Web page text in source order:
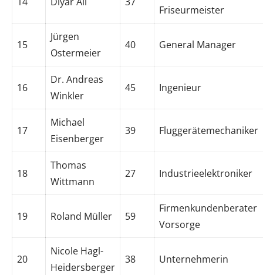
Friseurmeister
15
Jürgen
Ostermeier
40 General Manager
16
Dr. Andreas
Winkler
45 Ingenieur
17
Michael
Eisenberger
39 Fluggerätemechaniker
18
Thomas
Wittmann
27 Industrieelektroniker
19 Roland Müller 59
Firmenkundenberater
Vorsorge
20
Nicole Hagl-
Heidersberger
38 Unternehmerin